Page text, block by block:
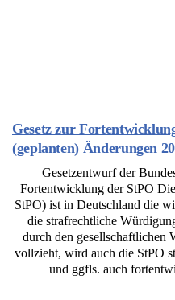
Gesetz zur
(geplanten) Änderungen
Gesetzentwurf der
Fortentwicklung der StPO
StPO) ist in Deutschland die
die strafrechtliche
durch den gesellschaftlichen
vollzieht, wird auch die StPO
und ggfls. auch